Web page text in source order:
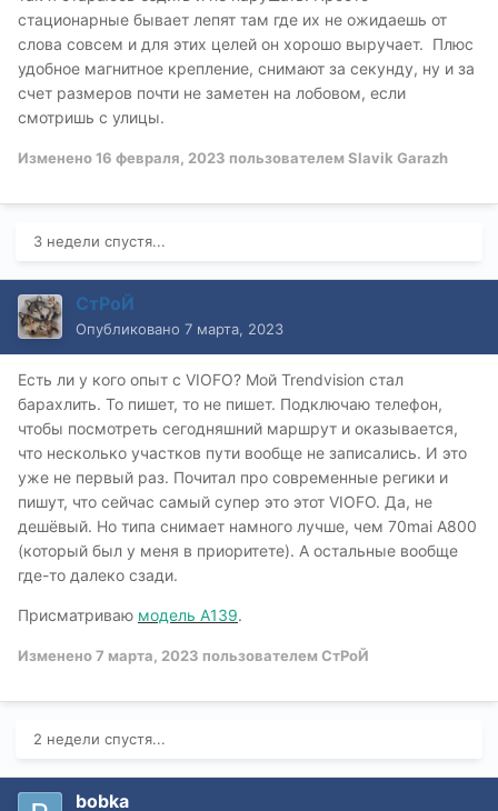
стационарные бывает лепят там где их не ожидаешь от
слова совсем и для этих целей он хорошо выручает. Плюс
удобное магнитное крепление, снимают за секунду, ну и за
счет размеров почти не заметен на лобовом, если
смотришь с улицы.
Изменено16 февраля, 2023 пользователем Slavik Garazh
3 недели спустя...
СтРоЙ
Опубликовано 7 марта, 2023
Есть ли у кого опыт с VIOFO? Мой Trendvision стал
барахлить. То пишет, то не пишет. Подключаю телефон,
чтобы посмотреть сегодняшний маршрут и оказывается,
что несколько участков пути вообще не записались. И это
уже не первый раз. Почитал про современные регики и
пишут, что сейчас самый супер это этот VIOFO. Да, не
дешёвый. Но типа снимает намного лучше, чем 70mai A800
(который был у меня в приоритете). А остальные вообще
где-то далеко сзади.
Присматриваю модель А139.
Изменено7 марта, 2023 пользователем СтРоЙ
2 недели спустя...
bobka